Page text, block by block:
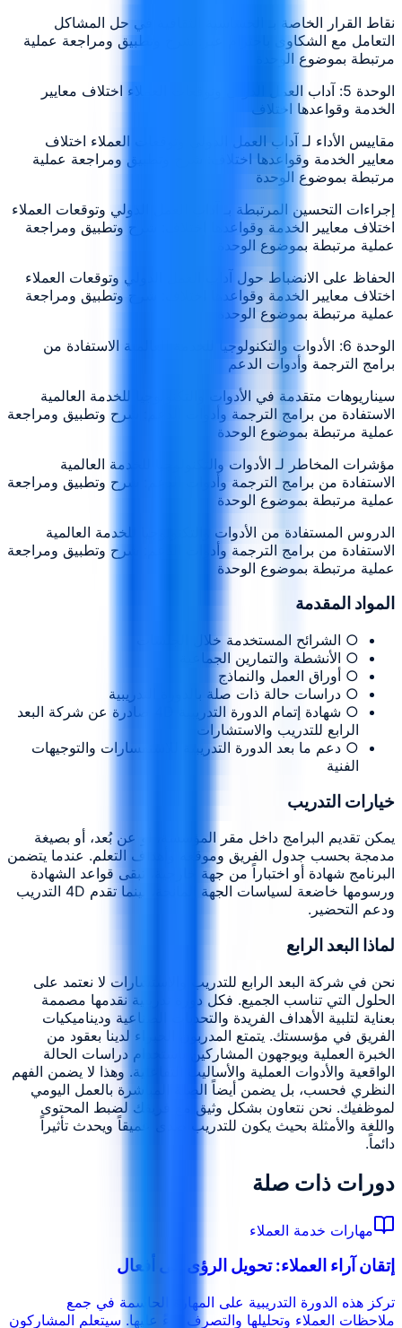
نقاط القرار الخاصة بـ الحساسية الثقافية في حل المشاكل
التعامل مع الشكاوى باحترام عبر: شرح وتطبيق ومراجعة عملية
مرتبطة بموضوع الوحدة
الوحدة 5: آداب العمل الدولي وتوقعات العملاء اختلاف معايير
الخدمة وقواعدها اختلاف
مقاييس الأداء لـ آداب العمل الدولي وتوقعات العملاء اختلاف
معايير الخدمة وقواعدها اختلاف: شرح وتطبيق ومراجعة عملية
مرتبطة بموضوع الوحدة
إجراءات التحسين المرتبطة بـ آداب العمل الدولي وتوقعات العملاء
اختلاف معايير الخدمة وقواعدها اختلاف: شرح وتطبيق ومراجعة
عملية مرتبطة بموضوع الوحدة
الحفاظ على الانضباط حول آداب العمل الدولي وتوقعات العملاء
اختلاف معايير الخدمة وقواعدها اختلاف: شرح وتطبيق ومراجعة
عملية مرتبطة بموضوع الوحدة
الوحدة 6: الأدوات والتكنولوجيا للخدمة العالمية الاستفادة من
برامج الترجمة وأدوات الدعم
سيناريوهات متقدمة في الأدوات والتكنولوجيا للخدمة العالمية
الاستفادة من برامج الترجمة وأدوات الدعم: شرح وتطبيق ومراجعة
عملية مرتبطة بموضوع الوحدة
مؤشرات المخاطر لـ الأدوات والتكنولوجيا للخدمة العالمية
الاستفادة من برامج الترجمة وأدوات الدعم: شرح وتطبيق ومراجعة
عملية مرتبطة بموضوع الوحدة
الدروس المستفادة من الأدوات والتكنولوجيا للخدمة العالمية
الاستفادة من برامج الترجمة وأدوات الدعم: شرح وتطبيق ومراجعة
عملية مرتبطة بموضوع الوحدة
المواد المقدمة
○ الشرائح المستخدمة خلال الجلسات
○ الأنشطة والتمارين الجماعية
○ أوراق العمل والنماذج
○ دراسات حالة ذات صلة بالدورة التدريبية
○ شهادة إتمام الدورة التدريبية 4D صادرة عن شركة البعد
الرابع للتدريب والاستشارات
○ دعم ما بعد الدورة التدريبية للاستفسارات والتوجيهات
الفنية
خيارات التدريب
يمكن تقديم البرامج داخل مقر المؤسسة، أو عن بُعد، أو بصيغة
مدمجة بحسب جدول الفريق وموقعه وأهداف التعلم. عندما يتضمن
البرنامج شهادة أو اختباراً من جهة خارجية، تبقى قواعد الشهادة
ورسومها خاضعة لسياسات الجهة المانحة، بينما تقدم 4D التدريب
ودعم التحضير.
لماذا البعد الرابع
نحن في شركة البعد الرابع للتدريب والاستشارات لا نعتمد على
الحلول التي تناسب الجميع. فكل دورة تدريبية نقدمها مصممة
بعناية لتلبية الأهداف الفريدة والتحديات الصناعية وديناميكيات
الفريق في مؤسستك. يتمتع المدربون الخبراء لدينا بعقود من
الخبرة العملية ويوجهون المشاركين باستخدام دراسات الحالة
الواقعية والأدوات العملية والأساليب التفاعلية. وهذا لا يضمن الفهم
النظري فحسب، بل يضمن أيضاً الصلة المباشرة بالعمل اليومي
لموظفيك. نحن نتعاون بشكل وثيق مع فريقك لضبط المحتوى
واللغة والأمثلة بحيث يكون للتدريب صدى عميقاً ويحدث تأثيراً
دائماً.
دورات ذات صلة
مهارات خدمة العملاء
إتقان آراء العملاء: تحويل الرؤى إلى أفعال
تركز هذه الدورة التدريبية على المهارة الحاسمة في جمع
ملاحظات العملاء وتحليلها والتصرف بناءً عليها. سيتعلم المشاركون